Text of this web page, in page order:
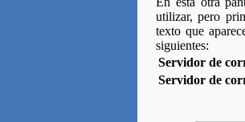
utilizar, pero
texto que
siguientes:
Servidor de
Servidor de